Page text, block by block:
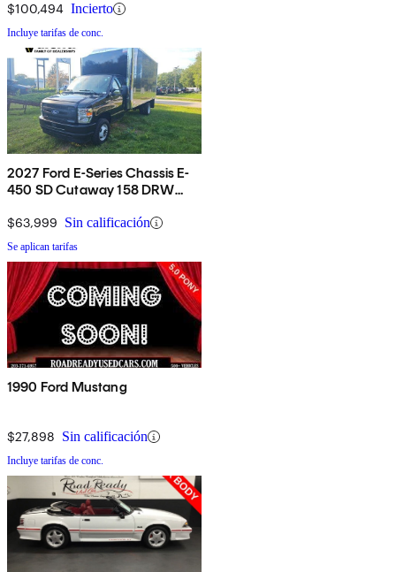
$100,494 Incierto
Incluye tarifas de conc.
2027 Ford E-Series Chassis E-
450 SD Cutaway 158 DRW
$63,999 Sin calificación
Se aplican tarifas
1990 Ford Mustang
$27,898 Sin calificación
Incluye tarifas de conc.